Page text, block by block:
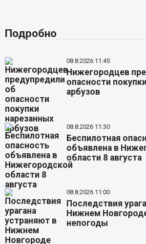
Подробно
08.8.2026 11:45
Нижегородцев
опасности
арбузов
08.8.2026 11:30
Беспилотная
объявлена в
области 8 августа
08.8.2026 11:00
Последствия
Нижнем
непогоды